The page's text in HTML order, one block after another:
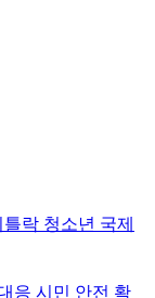
락 청소년 국제